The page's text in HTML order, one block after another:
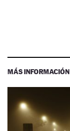
MÁS INFORMACIÓN